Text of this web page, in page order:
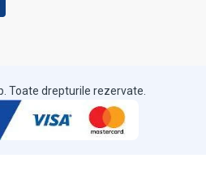
Toate drepturile rezervate.